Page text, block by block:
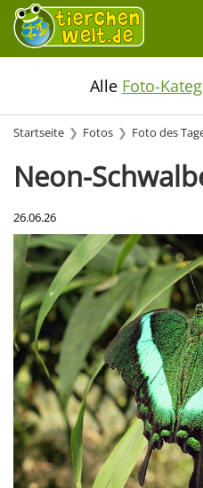
Alle Foto-
Startseite Fotos Foto des
Neon-
26.06.26